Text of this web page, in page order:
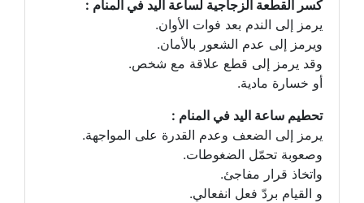
كسر القطعة الزجاجية لساعة اليد في المنام :
يرمز إلى الندم بعد فوات الأوان.
ويرمز إلى عدم الشعور بالأمان.
وقد يرمز إلى قطع علاقة مع شخص.
أو خسارة مادية.
تحطيم ساعة اليد في المنام :
يرمز إلى الضعف وعدم القدرة على المواجهة.
وصعوبة تحمّل الضغوطات.
واتخاذ قرار مفاجئ.
و القيام بردّ فعل انفعالي.